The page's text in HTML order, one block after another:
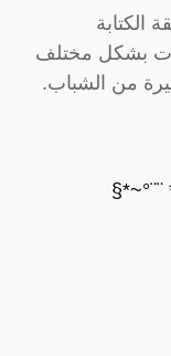
الكتابة
بشكل مختلف
من الشباب.
¨¨°~*§